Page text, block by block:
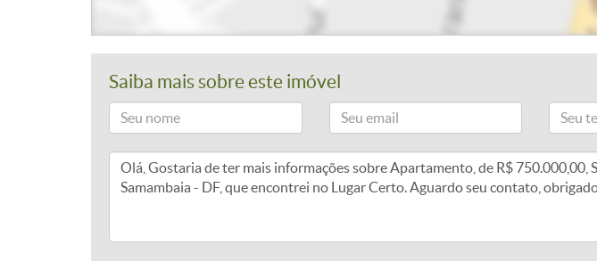
Saiba mais sobre este imóvel